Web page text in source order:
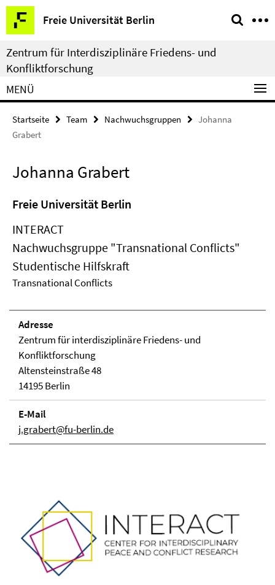
Springe
direkt
zu
Inhalt
Freie Universität Berlin
Service-
Navigation
Zentrum für Interdisziplinäre Friedens- und
Konfliktforschung
MENÜ
Startseite Team Nachwuchsgruppen
Johanna
Grabert
Johanna Grabert
Freie Universität Berlin
INTERACT
Nachwuchsgruppe "Transnational Conflicts"
Studentische Hilfskraft
Transnational Conflicts
Adresse
Zentrum für interdisziplinäre Friedens- und
Konfliktforschung
Altensteinstraße 48
14195 Berlin
E-Mail
j.grabert@fu-berlin.de